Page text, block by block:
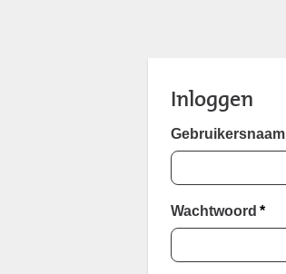
Inloggen
Gebruikersnaam
Wachtwoord *